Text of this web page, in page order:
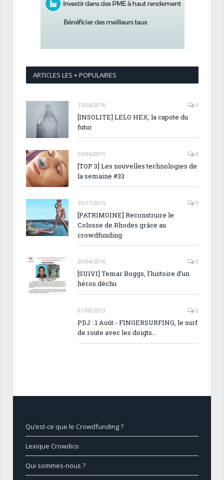
ARTICLES LES + POPULAIRES
15/06/2016 0
[INSOLITE] LELO HEX, la capote du
futur
26/06/2015 0
[TOP 3] Les nouvelles technologies de
la semaine #33
10/11/2015 0
[PATRIMOINE] Reconstruire le
Colosse de Rhodes grâce au
crowdfunding
29/06/2016 0
[SUIVI] Temar Boggs, l’histoire d’un
héros déchu
01/08/2013 0
PDJ : 1 Août - FINGERSURFING, le surf
de route avec les doigts…
Qu’est-ce que le Crowdfunding ?
Lexique Crowdico
Qui sommes-nous ?